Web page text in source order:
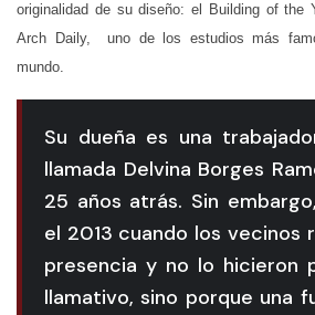
originalidad de su diseño: el Building of the
Arch Daily, uno de los estudios más
mundo.
Su dueña es una
llamada Delvina Borges
25 años atrás. Sin
el 2013 cuando los vecinos
presencia y no lo hicieron
llamativo, sino porque una